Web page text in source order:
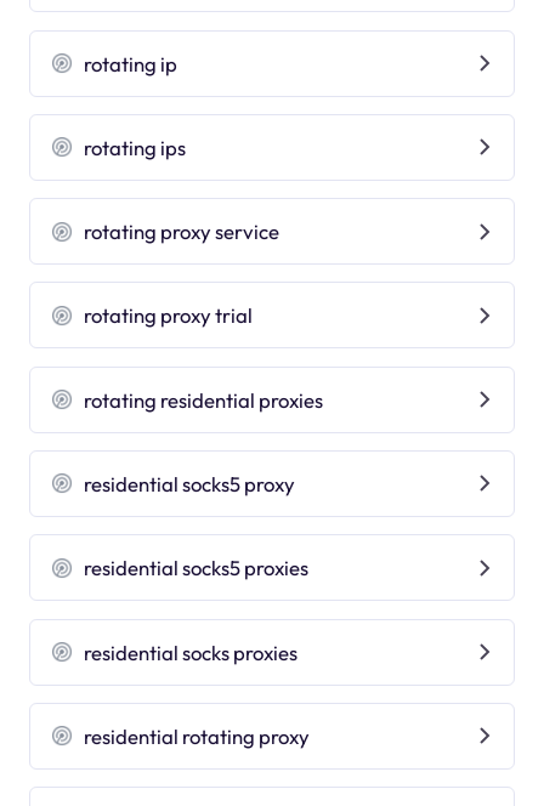
rotating ip
rotating ips
rotating proxy service
rotating proxy trial
rotating residential proxies
residential socks5 proxy
residential socks5 proxies
residential socks proxies
residential rotating proxy